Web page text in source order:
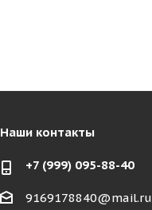
Наши контакты
+7 (999) 095-88-40
9169178840@mail.ru